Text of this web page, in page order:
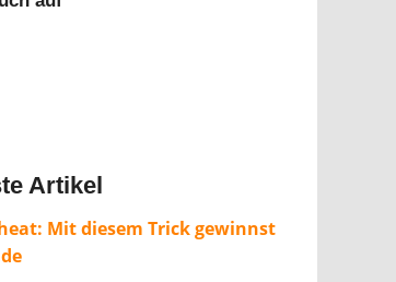
Artikel
Mit diesem Trick gewinnst